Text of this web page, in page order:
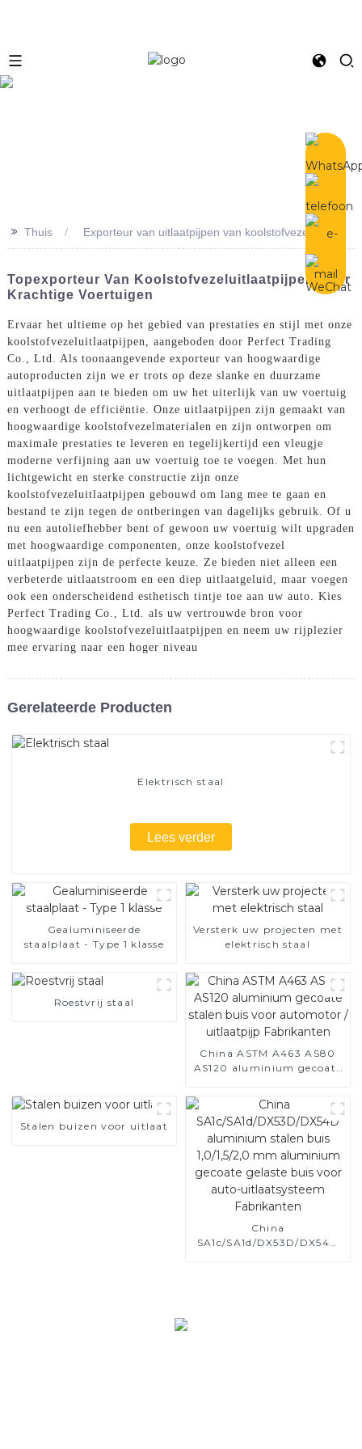
>> Thuis Exporteur van uitlaatpijpen van koolstofvezel
Topexporteur Van Koolstofvezeluitlaatpijpen Voor
Krachtige Voertuigen
Ervaar het ultieme op het gebied van prestaties en stijl met onze
koolstofvezeluitlaatpijpen, aangeboden door Perfect Trading
Co., Ltd. Als toonaangevende exporteur van hoogwaardige
autoproducten zijn we er trots op deze slanke en duurzame
uitlaatpijpen aan te bieden om uw het uiterlijk van uw voertuig
en verhoogt de efficiëntie. Onze uitlaatpijpen zijn gemaakt van
hoogwaardige koolstofvezelmaterialen en zijn ontworpen om
maximale prestaties te leveren en tegelijkertijd een vleugje
moderne verfijning aan uw voertuig toe te voegen. Met hun
lichtgewicht en sterke constructie zijn onze
koolstofvezeluitlaatpijpen gebouwd om lang mee te gaan en
bestand te zijn tegen de ontberingen van dagelijks gebruik. Of u
nu een autoliefhebber bent of gewoon uw voertuig wilt upgraden
met hoogwaardige componenten, onze koolstofvezel
uitlaatpijpen zijn de perfecte keuze. Ze bieden niet alleen een
verbeterde uitlaatstroom en een diep uitlaatgeluid, maar voegen
ook een onderscheidend esthetisch tintje toe aan uw auto. Kies
Perfect Trading Co., Ltd. als uw vertrouwde bron voor
hoogwaardige koolstofvezeluitlaatpijpen en neem uw rijplezier
mee ervaring naar een hoger niveau
Gerelateerde Producten
Elektrisch staal
Lees verder
Gealuminiseerde
staalplaat - Type 1 klasse
Versterk uw projecten met
elektrisch staal
Roestvrij staal
China ASTM A463 AS80
AS120 aluminium gecoate
Fabrikanten
Stalen buizen voor uitlaat
China
SA1c/SA1d/DX53D/DX54D